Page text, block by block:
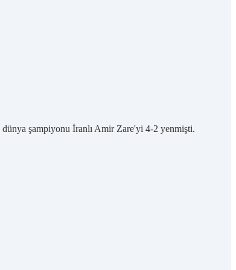
şampiyonu İranlı Amir Zare'yi 4-2 yenmişti.